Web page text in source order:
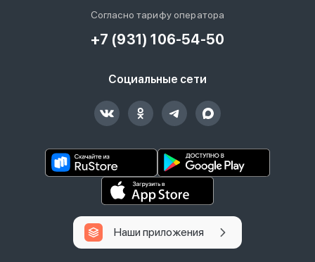
Согласно тарифу оператора
+7 (931) 106-54-50
Социальные сети
Наши приложения